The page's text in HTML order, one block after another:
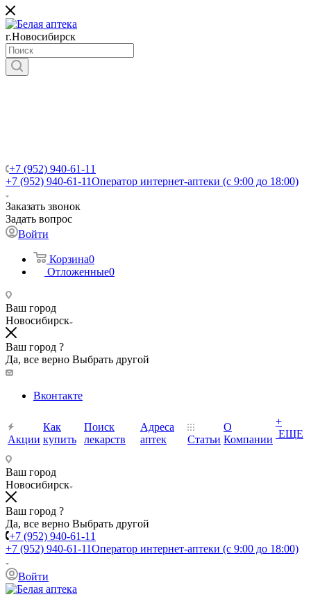
г.Новосибирск
+7 (952) 940-61-11
+7 (952) 940-61-11Оператор интернет-аптеки (с 9:00 до 18:00)
Заказать звонок
Задать вопрос
Войти
Корзина0
Отложенные0
Ваш город
Новосибирск
Ваш город ?
Да, все верно Выбрать другой
Вконтакте
Акции
Как
купить
Поиск
лекарств
Адреса
аптек
Статьи
О
Компании
+
ЕЩЕ
Ваш город
Новосибирск
Ваш город ?
Да, все верно Выбрать другой
+7 (952) 940-61-11
+7 (952) 940-61-11Оператор интернет-аптеки (с 9:00 до 18:00)
Войти